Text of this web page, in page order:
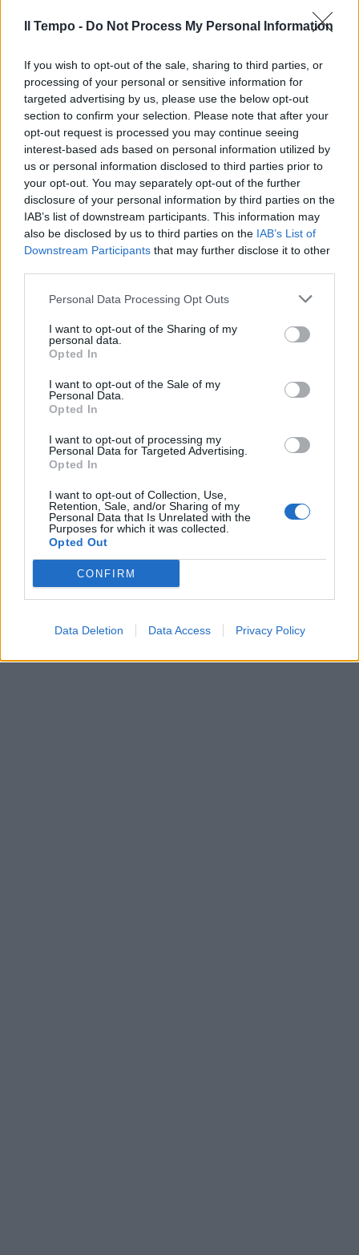
Il Tempo - Do Not Process My Personal Information
If you wish to opt-out of the sale, sharing to third parties, or
processing of your personal or sensitive information for
targeted advertising by us, please use the below opt-out
section to confirm your selection. Please note that after your
opt-out request is processed you may continue seeing
interest-based ads based on personal information utilized by
us or personal information disclosed to third parties prior to
your opt-out. You may separately opt-out of the further
disclosure of your personal information by third parties on the
IAB’s list of downstream participants. This information may
also be disclosed by us to third parties on the IAB’s List of
Downstream Participants that may further disclose it to other
Personal Data Processing Opt Outs
I want to opt-out of the Sharing of my
personal data.
Opted In
I want to opt-out of the Sale of my
Personal Data.
Opted In
I want to opt-out of processing my
Personal Data for Targeted Advertising.
Opted In
I want to opt-out of Collection, Use,
Retention, Sale, and/or Sharing of my
Personal Data that Is Unrelated with the
Purposes for which it was collected.
Opted Out
CONFIRM
Data Deletion Data Access Privacy Policy
Ragion per cui «misure mirate e temporanee
essere necessarie nelle fasi critiche per
attenuare l’impatto dei rincari», ma «vanno
affiancate da interventi strutturali volti ad
affrontare la vulnerabilità energetica».
L’auspicio finale del Governatore di Banca
d’Italia che ha indicato ai decisori la direzione
da seguire è quasi un manifesto
programmatico: «Creare le condizioni perché
le nuove generazioni possano realizzare le
loro aspirazioni e concorrere al progresso del
Paese non è solo una responsabilità
economica: è il compito civile di questo
mondo sempre più frammentato senza
subirne le divisioni, e trasformare la
transizione tecnologica in una stagione di
libertà, lavoro e fiducia nel futuro».